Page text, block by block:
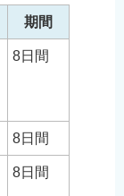
期間
8日間
8日間
8日間